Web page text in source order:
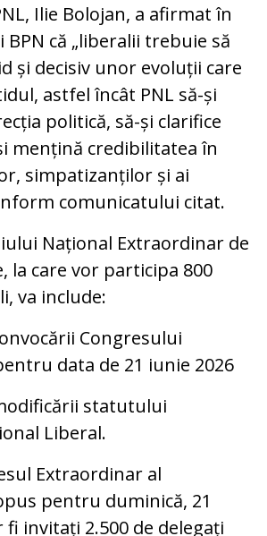
Ilie Bolojan, a afirmat în
că „liberalii trebuie să
și decisiv unor evoluții care
astfel încât PNL să-și
politică, să-și clarifice
mențină credibilitatea în
simpatizanților și ai
comunicatului citat.
Național Extraordinar de
la care vor participa 800
va include:
Congresului
data de 21 iunie 2026
statutului
Liberal.
Extraordinar al
pentru duminică, 21
fi invitați 2.500 de delegați